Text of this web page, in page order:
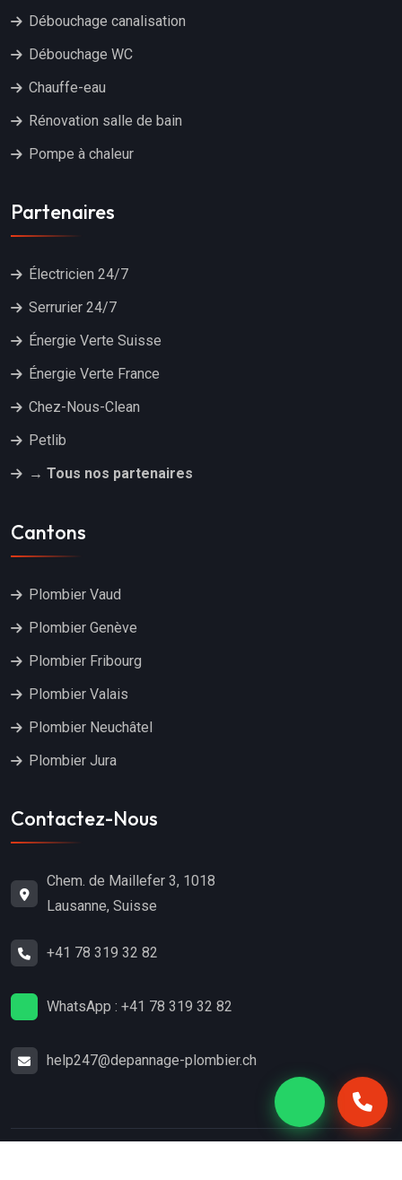
Débouchage canalisation
Débouchage WC
Chauffe-eau
Rénovation salle de bain
Pompe à chaleur
Partenaires
Électricien 24/7
Serrurier 24/7
Énergie Verte Suisse
Énergie Verte France
Chez-Nous-Clean
Petlib
→ Tous nos partenaires
Cantons
Plombier Vaud
Plombier Genève
Plombier Fribourg
Plombier Valais
Plombier Neuchâtel
Plombier Jura
Contactez-Nous
Chem. de Maillefer 3, 1018
Lausanne, Suisse
+41 78 319 32 82
WhatsApp : +41 78 319 32 82
help247@depannage-plombier.ch